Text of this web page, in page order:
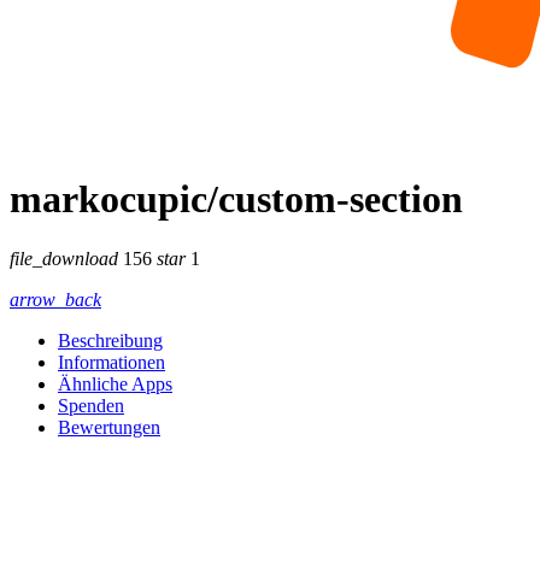
markocupic/custom-section
file_download 156 star1
arrow_back
Beschreibung
Informationen
Ähnliche Apps
Spenden
Bewertungen